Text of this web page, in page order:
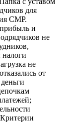
для
СМР.
и
не
налоги
не
от